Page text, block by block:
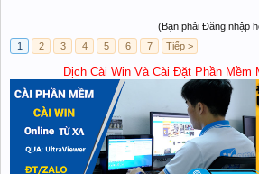
(Bạn phải Đăng nhập
1
2 3 4 5 6 7 Tiếp >
Dịch Cài Win Và Cài Đặt Phần Mềm